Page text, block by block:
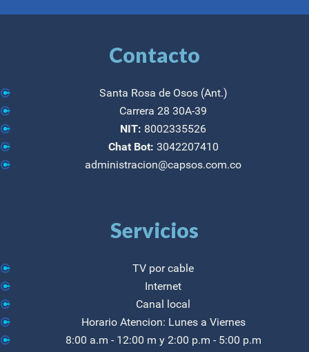
Contacto
Santa Rosa de Osos (Ant.)
Carrera 28 30A-39
NIT: 8002335526
Chat Bot: 3042207410
administracion@capsos.com.co
Servicios
TV por cable
Internet
Canal local
Horario Atencion: Lunes a Viernes
8:00 a.m - 12:00 m y 2:00 p.m - 5:00 p.m